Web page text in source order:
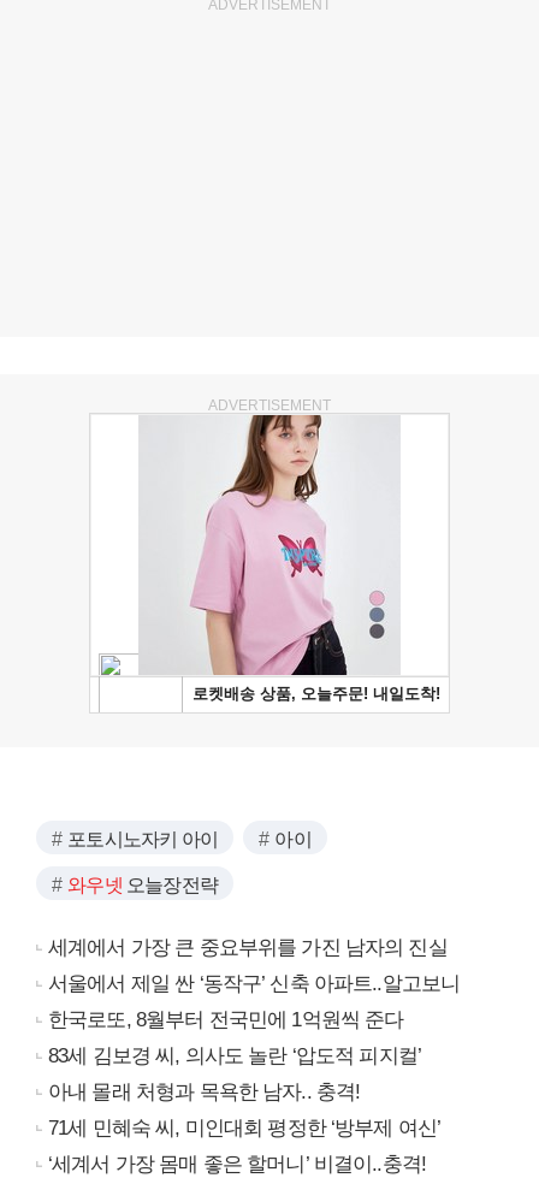
ADVERTISEMENT
ADVERTISEMENT
포토시노자키 아이 아이
와우넷 오늘장전략
세계에서 가장 큰 중요부위를 가진 남자의 진실
서울에서 제일 싼 ‘동작구’ 신축 아파트..알고보니
한국로또, 8월부터 전국민에 1억원씩 준다
83세 김보경 씨, 의사도 놀란 ‘압도적 피지컬’
아내 몰래 처형과 목욕한 남자.. 충격!
71세 민혜숙 씨, 미인대회 평정한 ‘방부제 여신’
‘세계서 가장 몸매 좋은 할머니’ 비결이..충격!